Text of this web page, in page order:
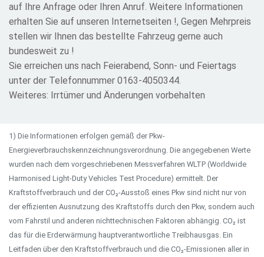
auf Ihre Anfrage oder Ihren Anruf. Weitere Informationen
erhalten Sie auf unseren Internetseiten !, Gegen Mehrpreis
stellen wir Ihnen das bestellte Fahrzeug gerne auch
bundesweit zu !
Sie erreichen uns nach Feierabend, Sonn- und Feiertags
unter der Telefonnummer 0163-4050344.
Weiteres: Irrtümer und Änderungen vorbehalten
1) Die Informationen erfolgen gemäß der Pkw-
Energieverbrauchskennzeichnungsverordnung. Die angegebenen Werte
wurden nach dem vorgeschriebenen Messverfahren WLTP (Worldwide
Harmonised Light-Duty Vehicles Test Procedure) ermittelt. Der
Kraftstoffverbrauch und der CO₂-Ausstoß eines Pkw sind nicht nur von
der effizienten Ausnutzung des Kraftstoffs durch den Pkw, sondern auch
vom Fahrstil und anderen nichttechnischen Faktoren abhängig. CO₂ ist
das für die Erderwärmung hauptverantwortliche Treibhausgas. Ein
Leitfaden über den Kraftstoffverbrauch und die CO₂-Emissionen aller in